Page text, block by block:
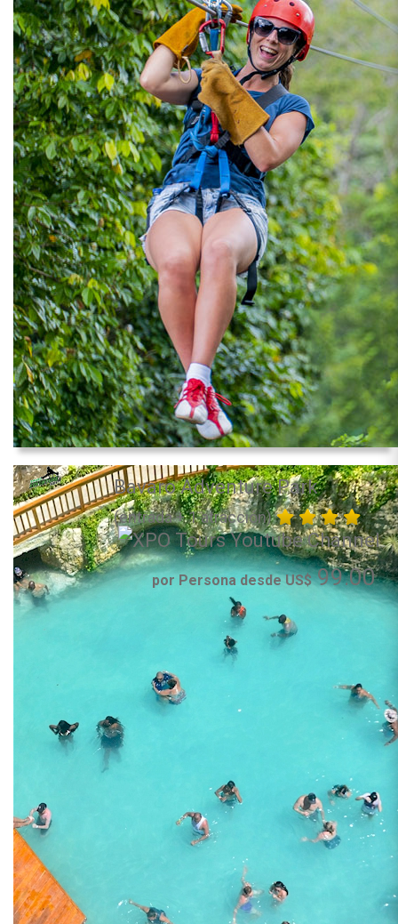
Bavaro Adventure Park
(entrada + 1 atracción)
por Persona desde US$99.00